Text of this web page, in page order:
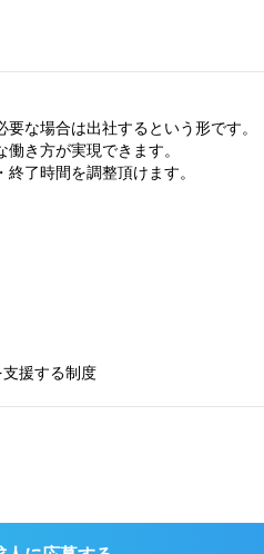
な場合は出社するという形です。
き方が実現できます。
了時間を調整頂けます。
援する制度